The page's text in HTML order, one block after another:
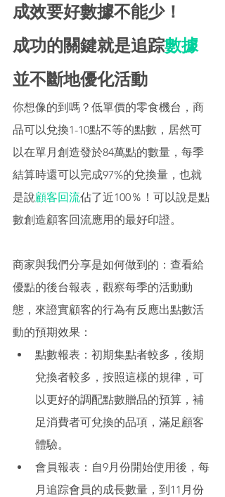
成效要好數據不能少！
成功的關鍵就是追踪數據
並不斷地優化活動
你想像的到嗎？低單價的零食機台，商
品可以兌換1-10點不等的點數，居然可
以在單月創造發於84萬點的數量，每季
結算時還可以完成97%的兌換量，也就
是說顧客回流佔了近100％！可以說是點
數創造顧客回流應用的最好印證。
商家與我們分享是如何做到的：查看給
優點的後台報表，觀察每季的活動動
態，來證實顧客的行為有反應出點數活
動的預期效果：
點數報表：初期集點者較多，後期
兌換者較多，按照這樣的規律，可
以更好的調配點數贈品的預算，補
足消費者可兌換的品項，滿足顧客
體驗。
會員報表：自9月份開始使用後，每
月追踪會員的成長數量，到11月份